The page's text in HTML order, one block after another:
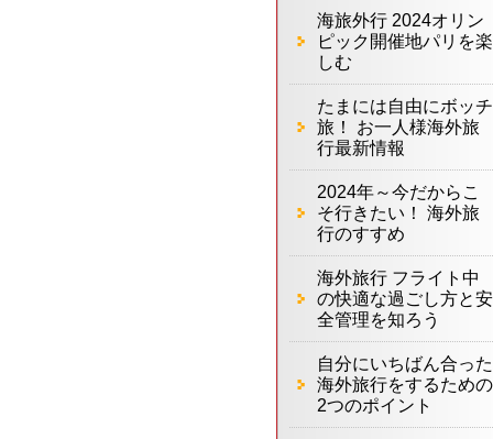
海旅外行 2024オリン
ピック開催地パリを楽
しむ
たまには自由にボッチ
旅！ お一人様海外旅
行最新情報
2024年～今だからこ
そ行きたい！ 海外旅
行のすすめ
海外旅行 フライト中
の快適な過ごし方と安
全管理を知ろう
自分にいちばん合った
海外旅行をするための
2つのポイント